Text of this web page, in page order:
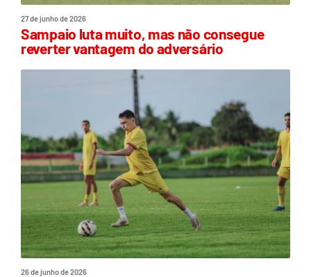
27 de junho de 2026
Sampaio luta muito, mas não consegue
reverter vantagem do adversário
26 de junho de 2026